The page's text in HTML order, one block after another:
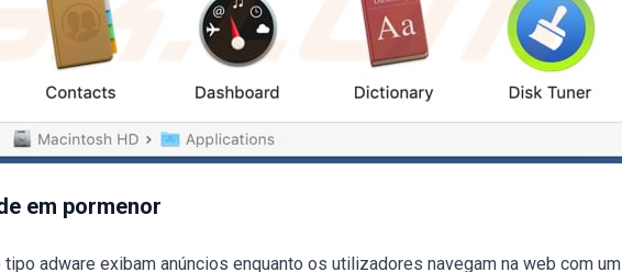
em pormenor
adware exibam anúncios enquanto os utilizadores navegam na web com um